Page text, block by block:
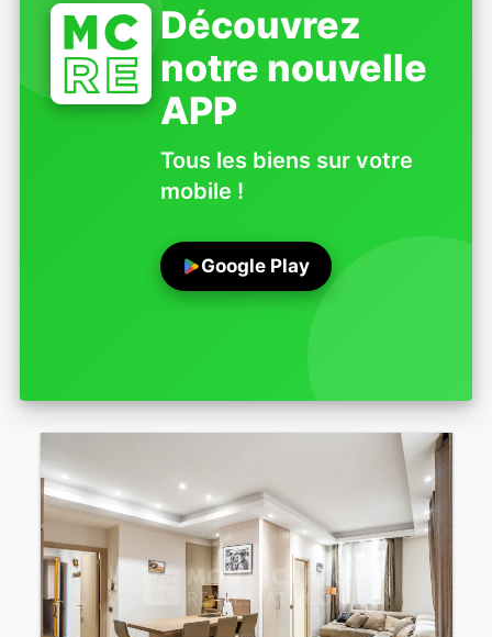
Découvrez
notre nouvelle
APP
Tous les biens sur votre
mobile !
Google Play